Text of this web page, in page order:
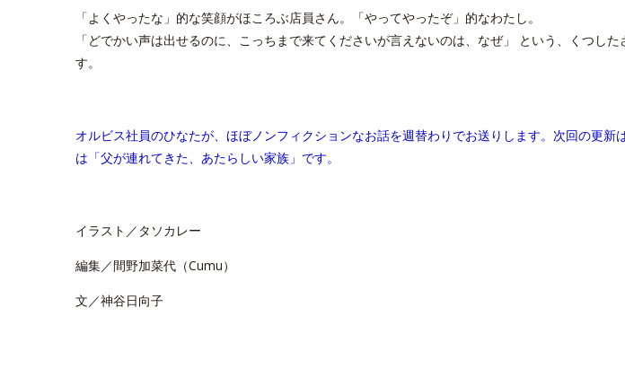
「よくやったな」的な笑顔がほころぶ店員さん。「やってやったぞ」的なわたし。
「どでかい声は出せるのに、こっちまで来てくださいが言えないのは、なぜ」 という、くつし
す。
オルビス社員のひなたが、ほぼノンフィクションなお話を週替わりでお送りします。次回の更新
は「父が連れてきた、あたらしい家族」です。
イラスト／タソカレー
編集／間野加菜代（Cumu）
文／神谷日向子